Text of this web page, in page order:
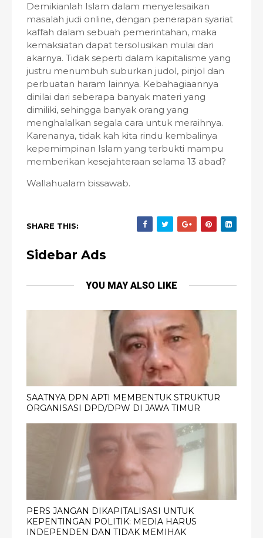
Demikianlah Islam dalam menyelesaikan
masalah judi online, dengan penerapan syariat
kaffah dalam sebuah pemerintahan, maka
kemaksiatan dapat tersolusikan mulai dari
akarnya. Tidak seperti dalam kapitalisme yang
justru menumbuh suburkan judol, pinjol dan
perbuatan haram lainnya. Kebahagiaannya
dinilai dari seberapa banyak materi yang
dimiliki, sehingga banyak orang yang
menghalalkan segala cara untuk meraihnya.
Karenanya, tidak kah kita rindu kembalinya
kepemimpinan Islam yang terbukti mampu
memberikan kesejahteraan selama 13 abad?
Wallahualam bissawab.
SHARE THIS:
Sidebar Ads
YOU MAY ALSO LIKE
SAATNYA DPN APTI MEMBENTUK STRUKTUR
ORGANISASI DPD/DPW DI JAWA TIMUR
PERS JANGAN DIKAPITALISASI UNTUK
KEPENTINGAN POLITIK: MEDIA HARUS
INDEPENDEN DAN TIDAK MEMIHAK